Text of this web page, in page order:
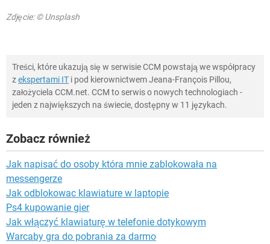
Zdjęcie: © Unsplash
Treści, które ukazują się w serwisie CCM powstają we współpracy
zekspertami IT i pod kierownictwem Jeana-François Pillou,
założyciela CCM.net. CCM to serwis o nowych technologiach -
jeden z największych na świecie, dostępny w 11 językach.
Zobacz również
Jak napisać do osoby która mnie zablokowała na
messengerze
Jak odblokowac klawiature w laptopie
Ps4 kupowanie gier
Jak włączyć klawiaturę w telefonie dotykowym
Warcaby gra do pobrania za darmo